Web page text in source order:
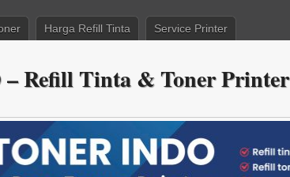
Harga Refill Tinta
Service Printer
Refill Tinta & Toner Printer